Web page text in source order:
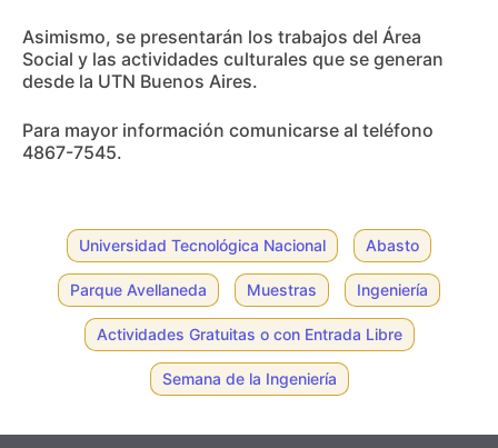
Asimismo, se presentarán los trabajos del Área
Social y las actividades culturales que se generan
desde la UTN Buenos Aires.
Para mayor información comunicarse al teléfono
4867-7545.
Universidad Tecnológica Nacional Abasto
Parque Avellaneda Muestras Ingeniería
Actividades Gratuitas o con Entrada Libre
Semana de la Ingeniería